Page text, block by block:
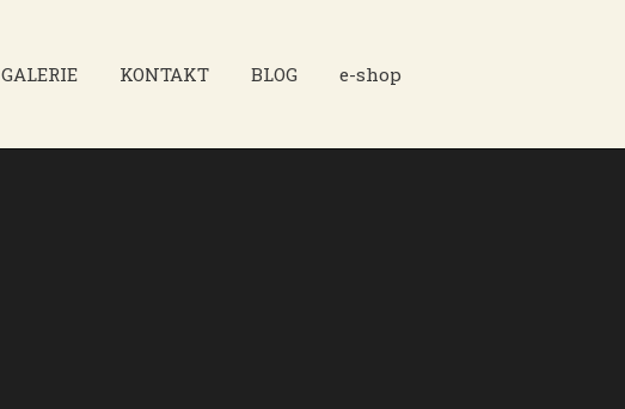
GALERIE KONTAKT BLOG e-shop